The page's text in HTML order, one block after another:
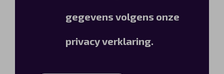
gegevens volgens onze
privacy verklaring.